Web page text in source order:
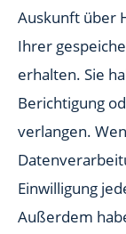
Auskunft über
Ihrer
erhalten. Sie
Berichtigung
verlangen.
Einwilligung
Außerdem